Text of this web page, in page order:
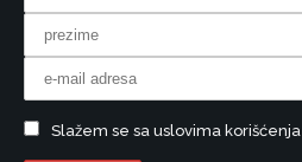
Slažem se sa uslovima korišćenja